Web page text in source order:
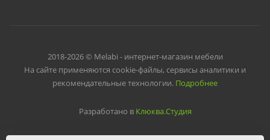
2018-2026 © Melabi - интернет-магазин мебели
На сайте применяются cookie-файлы, сервисы аналитики и
рекомендательные технологии. Подробнее
Разработано в Клюква.Студия